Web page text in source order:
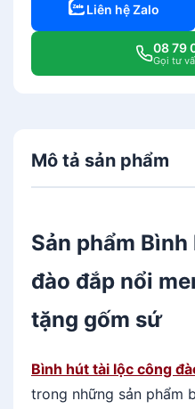
Liên hệ Zalo
08 79
Gọi tư
Mô tả sản phẩm
Sản phẩm
đào đắp nổi
tặng gốm sứ
Bình hút tài lộc công
trong những sản phẩm